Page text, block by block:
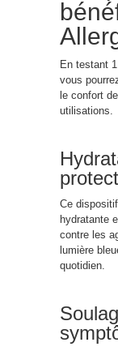
En testant
vous
le confort
utilisations.
Ce
hydratante
contre les
lumière
quotidien.